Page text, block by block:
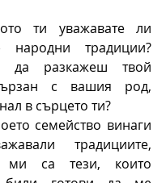
ти уважавате ли
народни традиции?
разкажеш твой
с вашия род,
в сърцето ти?
семейство винаги
традициите,
ми са тези, които